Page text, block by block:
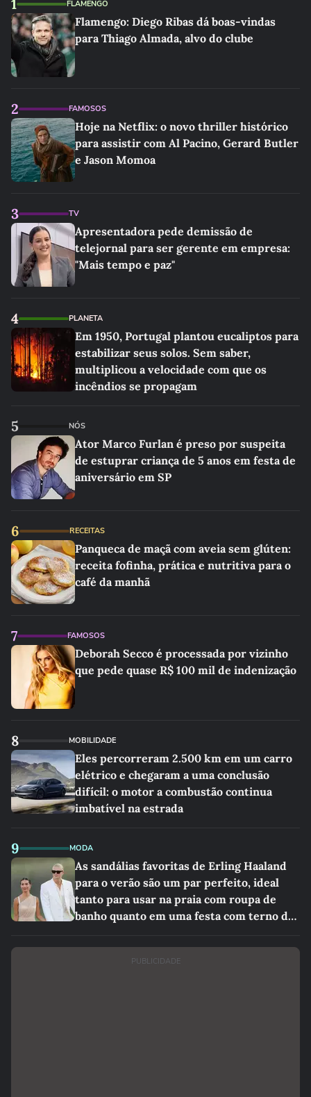
1 FLAMENGO
Flamengo: Diego Ribas dá boas-vindas
para Thiago Almada, alvo do clube
2 FAMOSOS
Hoje na Netflix: o novo thriller histórico
para assistir com Al Pacino, Gerard Butler
e Jason Momoa
3 TV
Apresentadora pede demissão de
telejornal para ser gerente em empresa:
"Mais tempo e paz"
4 PLANETA
Em 1950, Portugal plantou eucaliptos para
estabilizar seus solos. Sem saber,
multiplicou a velocidade com que os
incêndios se propagam
5 NÓS
Ator Marco Furlan é preso por suspeita
de estuprar criança de 5 anos em festa de
aniversário em SP
6 RECEITAS
Panqueca de maçã com aveia sem glúten:
receita fofinha, prática e nutritiva para o
café da manhã
7 FAMOSOS
Deborah Secco é processada por vizinho
que pede quase R$ 100 mil de indenização
8 MOBILIDADE
Eles percorreram 2.500 km em um carro
elétrico e chegaram a uma conclusão
difícil: o motor a combustão continua
imbatível na estrada
9 MODA
As sandálias favoritas de Erling Haaland
para o verão são um par perfeito, ideal
tanto para usar na praia com roupa de
banho quanto em uma festa com terno de
PUBLICIDADE